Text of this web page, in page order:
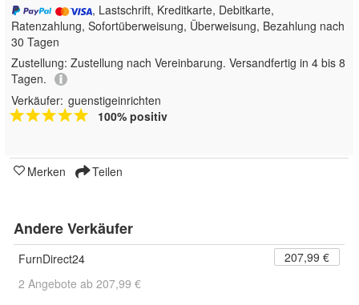
, Lastschrift, Kreditkarte, Debitkarte,
Ratenzahlung, Sofortüberweisung, Überweisung, Bezahlung nach
30 Tagen
Zustellung: Zustellung nach Vereinbarung. Versandfertig in 4 bis 8
Tagen.
Verkäufer: guenstigeinrichten
100% positiv
Merken Teilen
Andere Verkäufer
FurnDirect24
207,99 €
2 Angebote ab 207,99 €